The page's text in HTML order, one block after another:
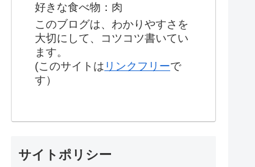
好きな食べ物：肉
このブログは、わかりやすさを
大切にして、コツコツ書いてい
ます。
(このサイトは リンクフリーで
す）
サイトポリシー